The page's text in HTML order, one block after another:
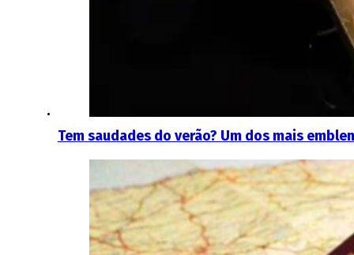
Tem saudades do verão? Um dos mais